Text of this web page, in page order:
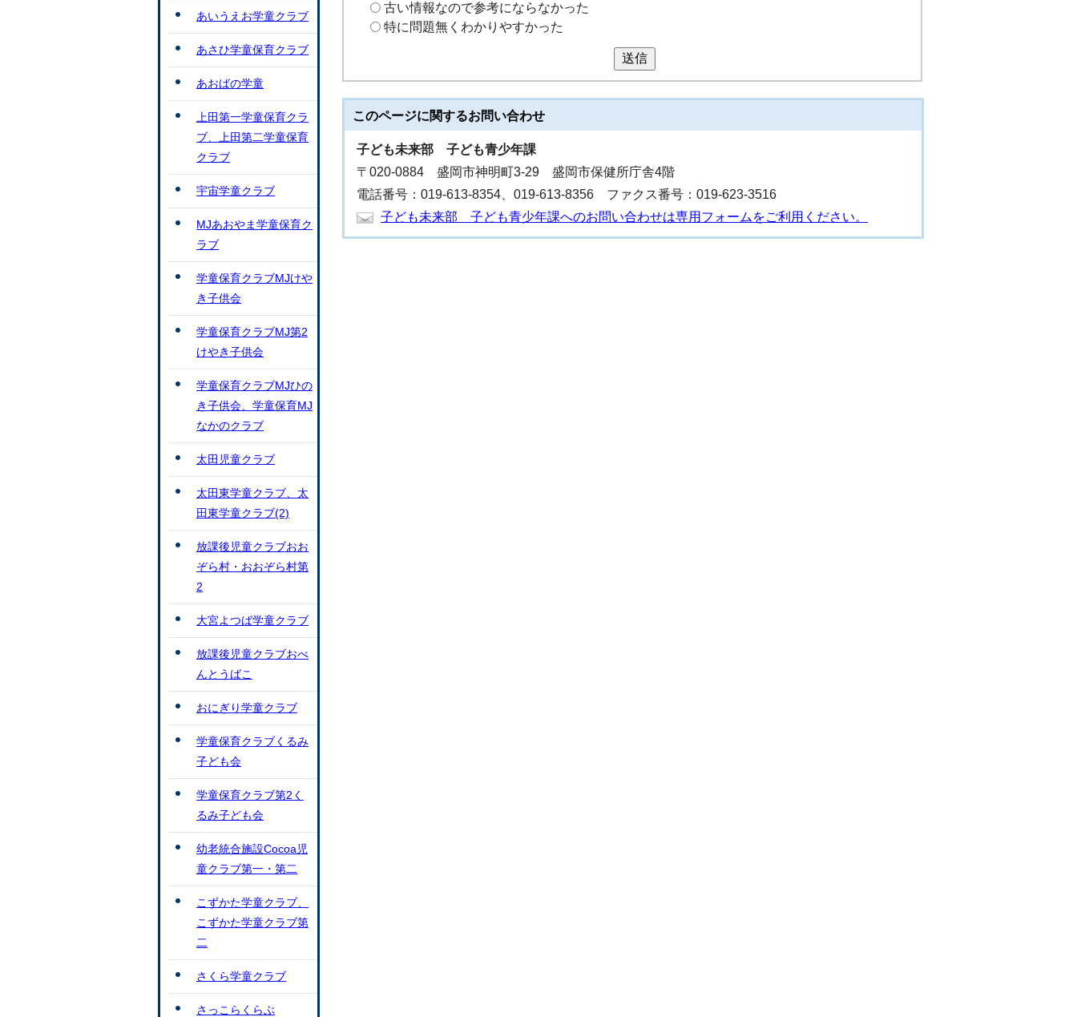
古い情報なので参考にならなかった
特に問題無くわかりやすかった
送信
このページに関するお問い合わせ
子ども未来部 子ども青少年課
〒020-0884 盛岡市神明町3-29 盛岡市保健所庁舎4階
電話番号：019-613-8354、019-613-8356 ファクス番号：019-623-3516
子ども未来部 子ども青少年課へのお問い合わせは専用フォームをご利用ください。
あいうえお学童クラブ
あさひ学童保育クラブ
あおばの学童
上田第一学童保育クラ
ブ、上田第二学童保育
クラブ
宇宙学童クラブ
MJあおやま学童保育ク
ラブ
学童保育クラブMJけや
き子供会
学童保育クラブMJ第2
けやき子供会
学童保育クラブMJひの
き子供会、学童保育MJ
なかのクラブ
太田児童クラブ
太田東学童クラブ、太
田東学童クラブ(2)
放課後児童クラブおお
ぞら村・おおぞら村第
2
大宮よつば学童クラブ
放課後児童クラブおべ
んとうばこ
おにぎり学童クラブ
学童保育クラブくるみ
子ども会
学童保育クラブ第2く
るみ子ども会
幼老統合施設Cocoa児
童クラブ第一・第二
こずかた学童クラブ、
こずかた学童クラブ第
二
さくら学童クラブ
さっこらくらぶ